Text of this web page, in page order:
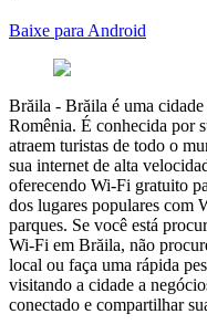
Baixe para Android
Brăila - Brăila é uma
Romênia. É conhecida por
atraem turistas de todo o
sua internet de alta
oferecendo Wi-Fi gratuito
dos lugares populares com
parques. Se você está
Wi-Fi em Brăila, não
local ou faça uma rápida
visitando a cidade a
conectado e compartilhar